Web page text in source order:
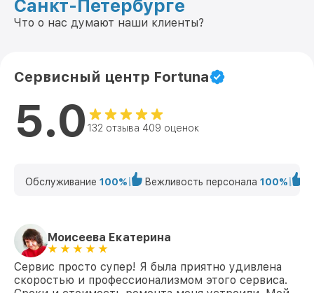
Санкт-Петербурге
Что о нас думают наши клиенты?
Сервисный центр Fortuna
5.0 132 отзыва 409 оценок
Обслуживание 100% Вежливость персонала 100%
Моисеева Екатерина
Сервис просто супер! Я была приятно удивлена
скоростью и профессионализмом этого сервиса.